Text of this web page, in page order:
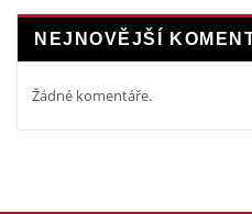
NEJNOVĚJŠÍ
Žádné komentáře.